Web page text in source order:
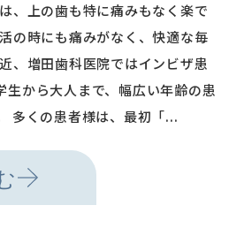
、上の歯も特に痛みもなく楽で
の時にも痛みがなく、快適な毎
、増田歯科医院ではインビザ患
生から大人まで、幅広い年齢の患
多くの患者様は、最初「...